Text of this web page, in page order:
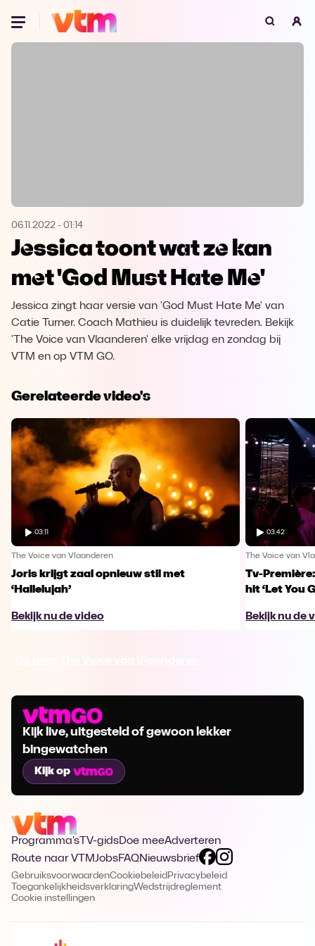
Oeps, browser niet ondersteund
Microsoft Edge Download
Opera Download
06.11.2022 - 01:14
Jessica toont wat ze kan
met 'God Must Hate Me'
Jessica zingt haar versie van 'God Must Hate Me' van
Catie Turner. Coach Mathieu is duidelijk tevreden. Bekijk
'The Voice van Vlaanderen' elke vrijdag en zondag bij
VTM en op VTM GO.
Gerelateerde video's
03:11
The Voice van Vlaanderen
Joris krijgt zaal opnieuw stil met
‘Hallelujah’
Bekijk nu de video
03:42
The Voice van
Tv-
hit ‘Let You
Bekijk nu de
Kijk live, uitgesteld of gewoon lekker
bingewatchen
Kijk op
Programma's TV-gidsDoe meeAdverteren
Route naar VTMJobsFAQNieuwsbrief
GebruiksvoorwaardenCookiebeleid Privacybeleid
ToegankelijkheidsverklaringWedstrijdreglement
Cookie instellingen